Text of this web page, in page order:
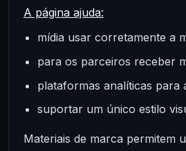
A página ajuda:
mídia usar corretamente a
para os parceiros receber
plataformas analíticas para
suportar um único estilo
Materiais de marca permitem